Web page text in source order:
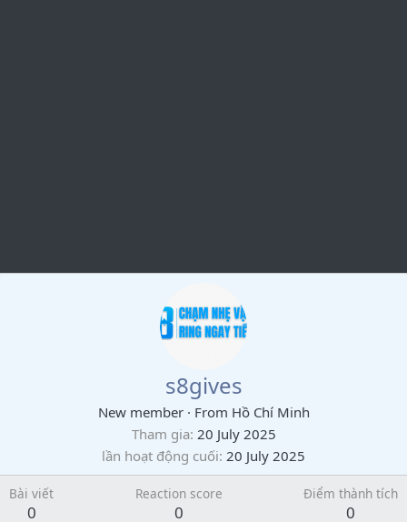
s8gives
New member · From Hồ Chí Minh
Tham gia 20 July 2025
lần hoạt động cuối 20 July 2025
Bài viết
0
Reaction score
0
Điểm thành tích
0